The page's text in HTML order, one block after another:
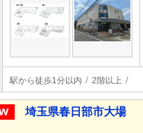
駅から徒歩1分以内 2階以上
埼玉県春日部市大場